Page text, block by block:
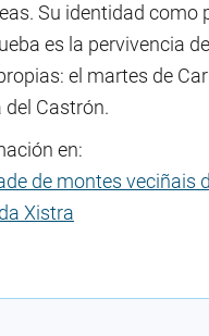
Su identidad como
es la pervivencia
el martes de
del Castrón.
en:
de montes veciñais
Xistra